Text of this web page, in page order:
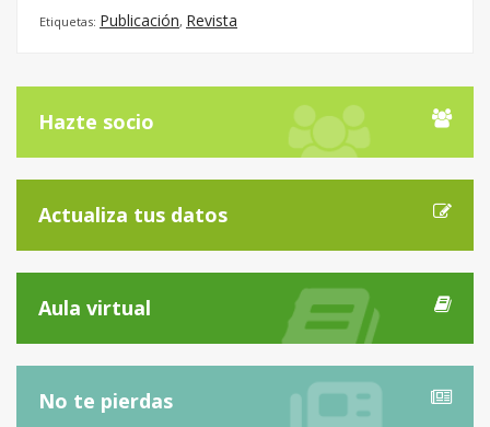
Etiquetas: Publicación, Revista
Hazte socio
Actualiza tus datos
Aula virtual
No te pierdas